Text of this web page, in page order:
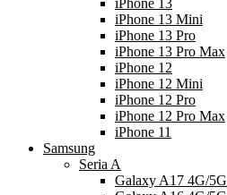
iPhone 13
iPhone 13 Mini
iPhone 13 Pro
iPhone 13 Pro Max
iPhone 12
iPhone 12 Mini
iPhone 12 Pro
iPhone 12 Pro Max
iPhone 11
Samsung
Seria A
Galaxy A17 4G/5G